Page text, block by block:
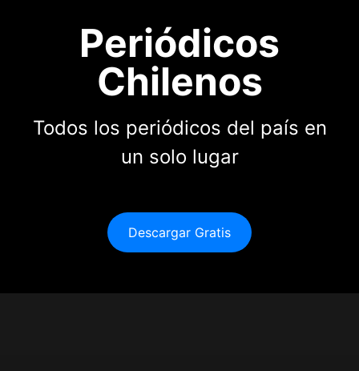
Periódicos
Chilenos
Todos los periódicos del país en
un solo lugar
Descargar Gratis